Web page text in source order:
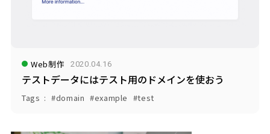
Web制作 2020.04.16
テストデータにはテスト用のドメインを使おう
Tags domain example test